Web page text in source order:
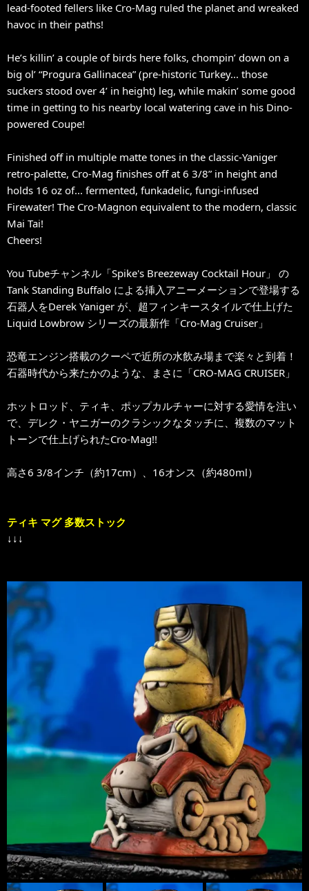
lead-footed fellers like Cro-Mag ruled the planet and wreaked
havoc in their paths!
He’s killin’ a couple of birds here folks, chompin’ down on a
big ol’ “Progura Gallinacea” (pre-historic Turkey... those
suckers stood over 4’ in height) leg, while makin’ some good
time in getting to his nearby local watering cave in his Dino-
powered Coupe!
Finished off in multiple matte tones in the classic-Yaniger
retro-palette, Cro-Mag finishes off at 6 3/8” in height and
holds 16 oz of... fermented, funkadelic, fungi-infused
Firewater! The Cro-Magnon equivalent to the modern, classic
Mai Tai!
Cheers!
You Tubeチャンネル「Spike's Breezeway Cocktail Hour」 の
Tank Standing Buffalo による挿入アニーメーションで登場する
石器人をDerek Yaniger が、超フィンキースタイルで仕上げた
Liquid Lowbrow シリーズの最新作「Cro-Mag Cruiser」
恐竜エンジン搭載のクーペで近所の水飲み場まで楽々と到着！
石器時代から来たかのような、まさに「CRO-MAG CRUISER」
ホットロッド、ティキ、ポップカルチャーに対する愛情を注い
で、デレク・ヤニガーのクラシックなタッチに、複数のマット
トーンで仕上げられたCro-Mag!!
高さ6 3/8インチ（約17cm）、16オンス（約480ml）
ティキ マグ 多数ストック
↓↓↓